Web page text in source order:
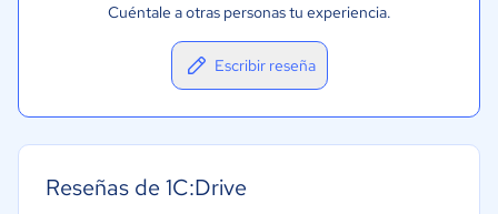
Cuéntale a otras personas tu experiencia.
Escribir reseña
Reseñas de 1C:Drive